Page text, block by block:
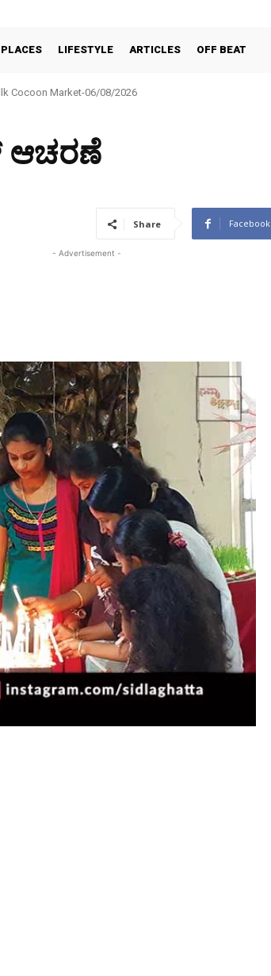
PLACES LIFESTYLE ARTICLES OFF BEAT
ಟೆನ್ನಿಸ್ ಬಾಲ್ ಕ್ರಿಕೆಟ್ ಪಂದ್ಯಾವಳಿ ಆಗಸ್ಟ್ 6ರಿಂದ 9ರವರೆಗೆ
ಆಚರಣೆ
Share Facebook
- Advertisement -